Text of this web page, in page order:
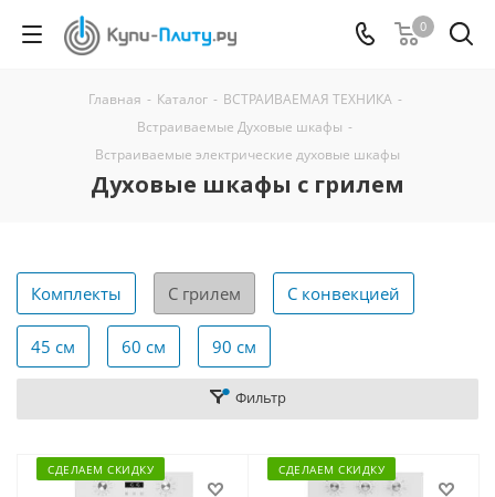
0
Главная - Каталог - ВСТРАИВАЕМАЯ ТЕХНИКА -
Встраиваемые Духовые шкафы -
Встраиваемые электрические духовые шкафы
Духовые шкафы с грилем
Комплекты С грилем С конвекцией
45 см 60 см 90 см
Фильтр
СДЕЛАЕМ СКИДКУ СДЕЛАЕМ СКИДКУ